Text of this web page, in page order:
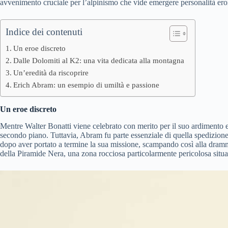
avvenimento cruciale per l’alpinismo che vide emergere personalità
Indice dei contenuti
Un eroe discreto
Dalle Dolomiti al K2: una vita dedicata alla montagna
Un’eredità da riscoprire
Erich Abram: un esempio di umiltà e passione
Un eroe discreto
Mentre Walter Bonatti viene celebrato con merito per il suo ardimento
secondo piano. Tuttavia, Abram fu parte essenziale di quella
dopo aver portato a termine la sua missione, scampando così alla
della Piramide Nera, una zona rocciosa particolarmente pericolosa